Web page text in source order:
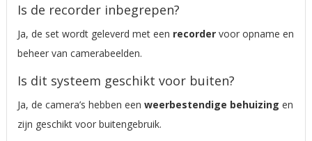
Is de recorder inbegrepen?
Ja, de set wordt geleverd met een recordervoor opname en
beheer van camerabeelden.
Is dit systeem geschikt voor buiten?
Ja, de camera’s hebben een weerbestendige behuizing en
zijn geschikt voor buitengebruik.